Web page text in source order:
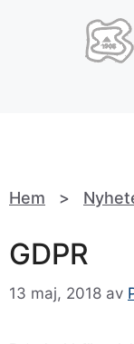
Hem >
GDPR
13 maj, 2018 av